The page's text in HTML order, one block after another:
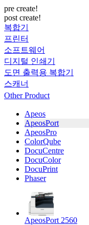
pre create!
post create!
복합기
프린터
소프트웨어
디지털 인쇄기
도면 출력용 복합기
스캐너
Other Product
Apeos
ApeosPort
ApeosPro
ColorQube
DocuCentre
DocuColor
DocuPrint
Phaser
ApeosPort 2560